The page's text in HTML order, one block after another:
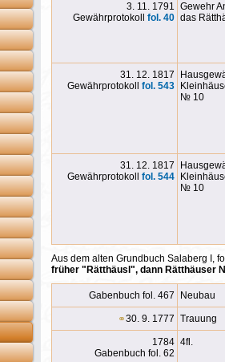
3. 11. 1791
Gewährprotokoll fol. 40
Gewehr
das
31. 12. 1817
Gewährprotokoll fol. 543
№ 10
31. 12. 1817
Gewährprotokoll fol. 544
№ 10
Aus dem alten Grundbuch Salaberg I,
früher "Rätthäusl", dann Rätthäuser
Gabenbuch fol. 467 Neubau
⚭30. 9. 1777 Trauung
1784
Gabenbuch fol. 62
4fl.